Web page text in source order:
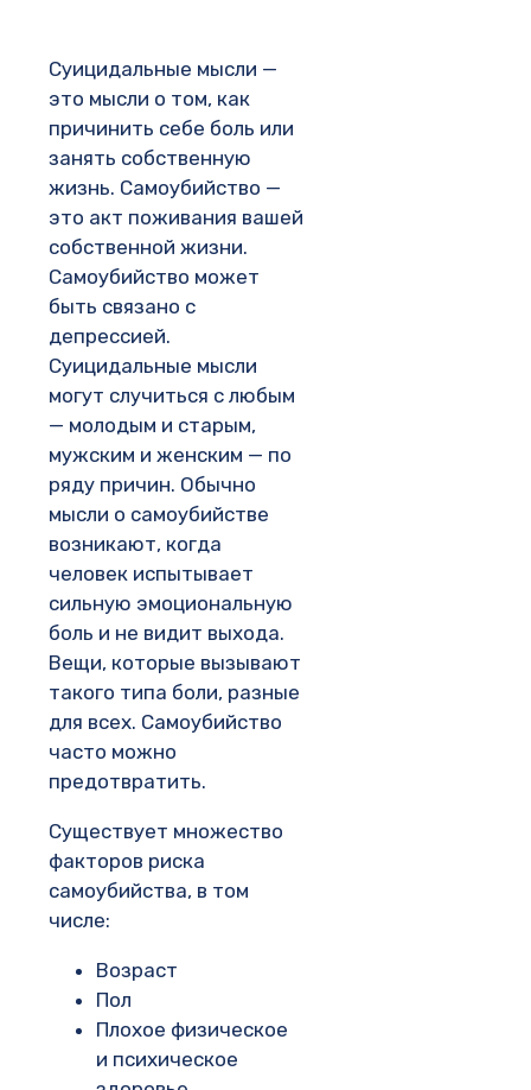
Суицидальные мысли —
это мысли о том, как
причинить себе боль или
занять собственную
жизнь. Самоубийство —
это акт поживания вашей
собственной жизни.
Самоубийство может
быть связано с
депрессией.
Суицидальные мысли
могут случиться с любым
— молодым и старым,
мужским и женским — по
ряду причин. Обычно
мысли о самоубийстве
возникают, когда
человек испытывает
сильную эмоциональную
боль и не видит выхода.
Вещи, которые вызывают
такого типа боли, разные
для всех. Самоубийство
часто можно
предотвратить.
Существует множество
факторов риска
самоубийства, в том
числе:
Возраст
Пол
Плохое физическое
и психическое